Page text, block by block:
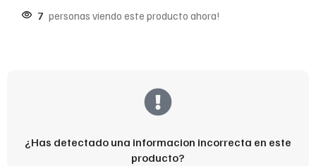
7 personas viendo este producto ahora!
¿Has detectado una informacion incorrecta en este
producto?